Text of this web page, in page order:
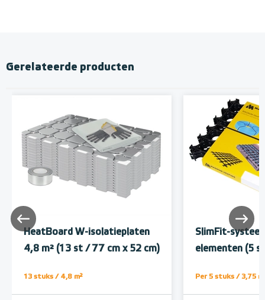
Gerelateerde producten
HeatBoard W-isolatieplaten
4,8 m² (13 st / 77 cm x 52 cm)
13 stuks / 4,8 m²
SlimFit-
elementen (5
Per 5 stuks / 3,75